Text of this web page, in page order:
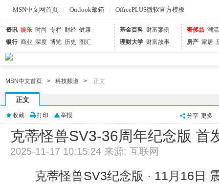
MSN中文网首页 | Outlook邮箱 | OfficePLUS微软官方模板
资讯 娱乐 时尚 专栏 财经 健康
银行 商业 深度 博览 历史 图汇
基金百科 财富案例
理财大学 财富故事
奢侈品 潮流
房产 家居
MSN中文首页 > 科技频道 > 正文
正文
收藏 打印 举报 分享 更多
克蒂怪兽SV3-36周年纪念版 首
2025-11-17 10:15:24 来源: 互联网
克蒂怪兽SV3纪念版 · 11月16日